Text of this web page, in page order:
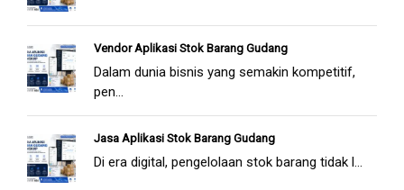
Vendor Aplikasi Stok Barang Gudang
Dalam dunia bisnis yang semakin kompetitif,
pen...
Jasa Aplikasi Stok Barang Gudang
Di era digital, pengelolaan stok barang tidak l...